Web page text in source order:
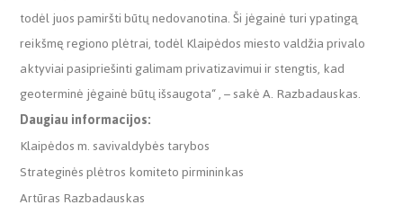
todėl juos pamiršti būtų nedovanotina. Ši jėgainė turi ypatingą
reikšmę regiono plėtrai, todėl Klaipėdos miesto valdžia privalo
aktyviai pasipriešinti galimam privatizavimui ir stengtis, kad
geoterminė jėgainė būtų išsaugota“ , – sakė A. Razbadauskas.
Daugiau informacijos:
Klaipėdos m. savivaldybės tarybos
Strateginės plėtros komiteto pirmininkas
Artūras Razbadauskas